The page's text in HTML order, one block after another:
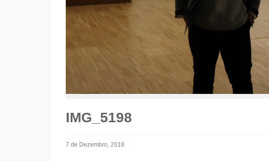
IMG_5198
7 de Dezembro, 2018